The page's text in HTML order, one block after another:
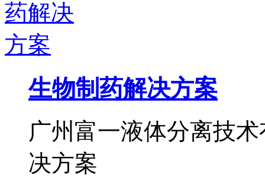
生物制药解决方案
广州富一液体分离技
决方案